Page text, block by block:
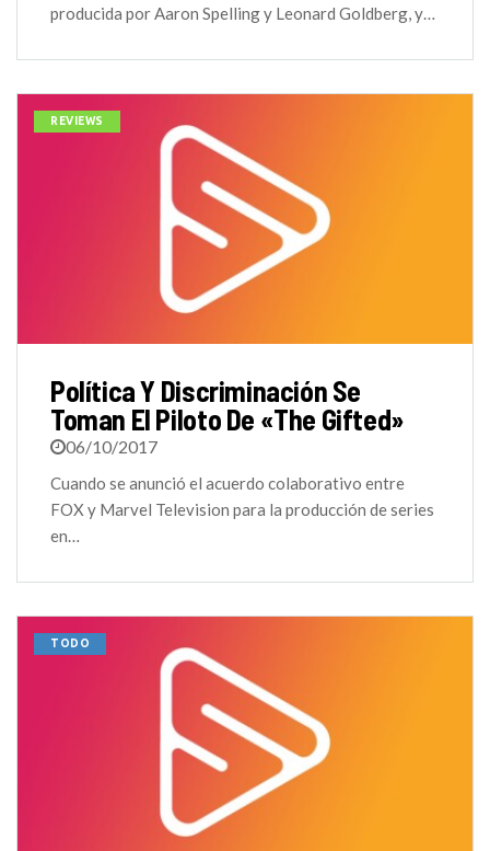
producida por Aaron Spelling y Leonard Goldberg, y…
REVIEWS
Política Y Discriminación Se
Toman El Piloto De «The Gifted»
06/10/2017
Cuando se anunció el acuerdo colaborativo entre
FOX y Marvel Television para la producción de series
en…
TODO